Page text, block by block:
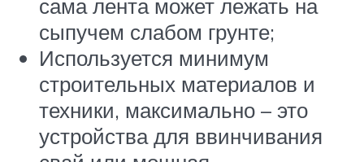
сама лента может лежать на
сыпучем слабом грунте;
Используется минимум
строительных материалов и
техники, максимально – это
устройства для ввинчивания